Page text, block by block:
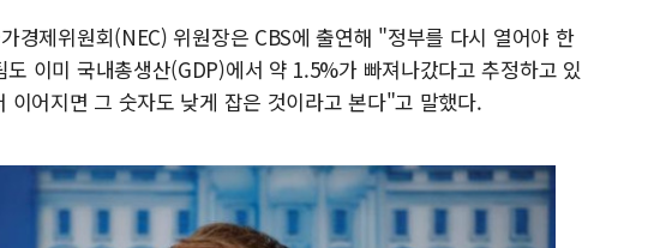
경제위원회(NEC) 위원장은 CBS에 출연해 "정부를 다시 열어야 한
이미 국내총생산(GDP)에서 약 1.5%가 빠져나갔다고 추정하고 있
이어지면 그 숫자도 낮게 잡은 것이라고 본다"고 말했다.